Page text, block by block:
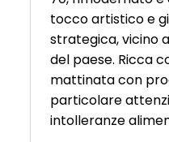
tocco artistico e
strategica, vicino
del paese. Ricca
mattinata con
particolare
intolleranze